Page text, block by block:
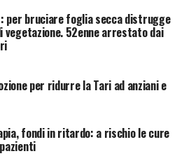
per bruciare foglia secca distrugge
vegetazione. 52enne arrestato dai
per ridurre la Tari ad anziani e
fondi in ritardo: a rischio le cure